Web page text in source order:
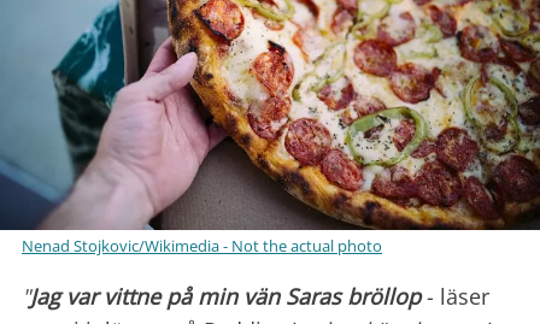
Nenad Stojkovic/Wikimedia - Not the actual photo
"Jag var vittne på min vän Saras bröllop- läser